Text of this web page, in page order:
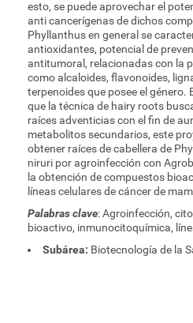
esto, se puede aprovechar el
anti cancerígenas de dichos
Phyllanthus en general se
antioxidantes, potencial de
antitumoral, relacionadas con la
como alcaloides, flavonoides,
terpenoides que posee el género.
que la técnica de hairy roots
raíces adventicias con el fin de
metabolitos secundarios, este
obtener raíces de cabellera de
niruri por agroinfección con
la obtención de compuestos
líneas celulares de cáncer de
Palabras clave: Agroinfección,
bioactivo, inmunocitoquímica,
Subárea: Biotecnología de la